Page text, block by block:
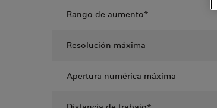
Rango de aumento*
Resolución máxima
Apertura numérica máxima